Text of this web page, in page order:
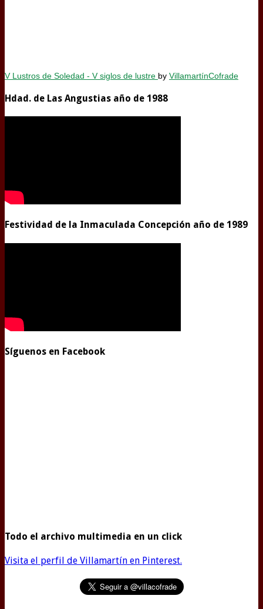
V Lustros de Soledad - V siglos de lustre by VillamartínCofrade
Hdad. de Las Angustias año de 1988
Festividad de la Inmaculada Concepción año de 1989
Síguenos en Facebook
Todo el archivo multimedia en un click
Visita el perfil de Villamartín en Pinterest.